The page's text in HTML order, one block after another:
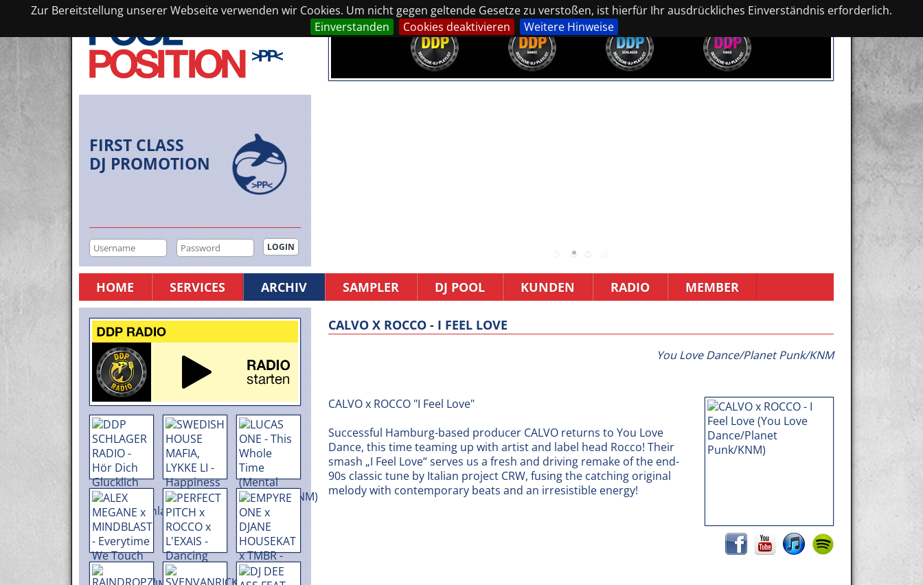
Zur Bereitstellung unserer Webseite verwenden wir Cookies. Um nicht gegen geltende Gesetze zu verstoßen, ist hierfür Ihr ausdrückliches Einverständnis erforderlich.
Einverstanden
Cookies deaktivieren Weitere Hinweise
FIRST CLASS
DJ PROMOTION
HOME SERVICES ARCHIV SAMPLER DJ POOL KUNDEN RADIO MEMBER
CALVO X ROCCO - I FEEL LOVE
You Love Dance/Planet Punk/KNM
CALVO x ROCCO "I Feel Love"
Successful Hamburg-based producer CALVO returns to You Love
Dance, this time teaming up with artist and label head Rocco! Their
smash „I Feel Love“ serves us a fresh and driving remake of the end-
90s classic tune by Italian project CRW, fusing the catching original
melody with contemporary beats and an irresistible energy!